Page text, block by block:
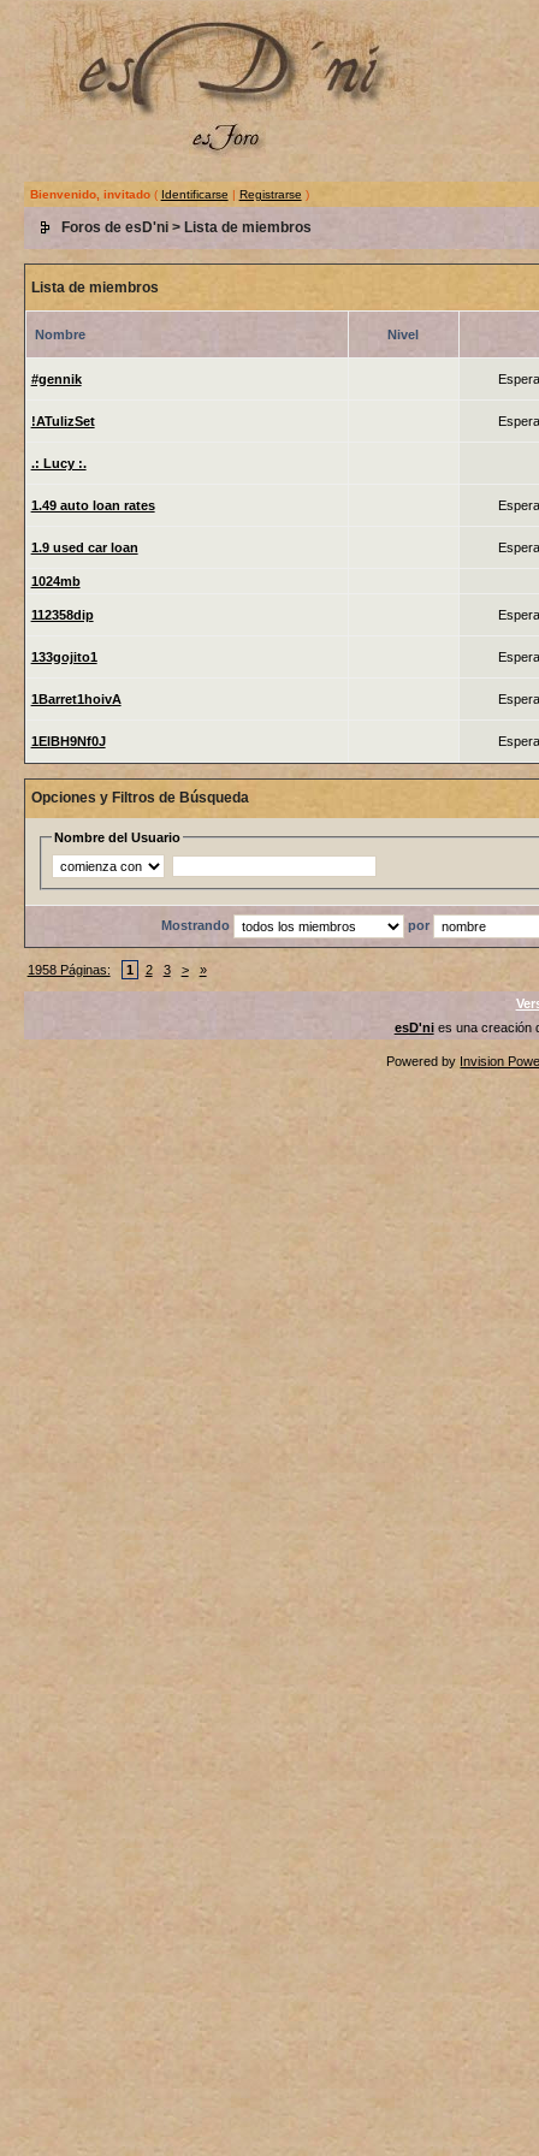
Bienvenido, invitado( Identificarse | Registrarse )
Foros de esD'ni> Lista de miembros
Lista de miembros
Nombre Nivel
#gennik
!ATulizSet
.: Lucy :.
1.49 auto loan rates
1.9 used car loan
1024mb
112358dip
133gojito1
1Barret1hoivA
1ElBH9Nf0J
Opciones y Filtros de Búsqueda
Nombre del Usuario
Mostrando por
1958 Páginas: 1 2 3 > »
esD'nies una creación
Powered by Invision